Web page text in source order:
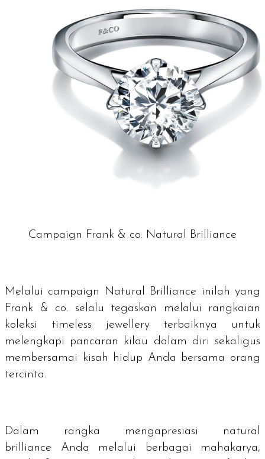
Campaign Frank & co. Natural Brilliance
Melalui campaign Natural Brilliance inilah yang
Frank & co. selalu tegaskan melalui rangkaian
koleksi timeless jewelleryterbaiknya untuk
melengkapi pancaran kilau dalam diri sekaligus
membersamai kisah hidup Anda bersama orang
tercinta.
Dalam rangka mengapresiasi natural
brilliance Anda melalui berbagai mahakarya,